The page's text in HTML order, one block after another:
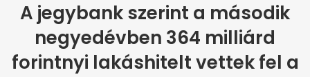
A jegybank szerint a második
negyedévben 364 milliárd
forintnyi lakáshitelt vettek fel a